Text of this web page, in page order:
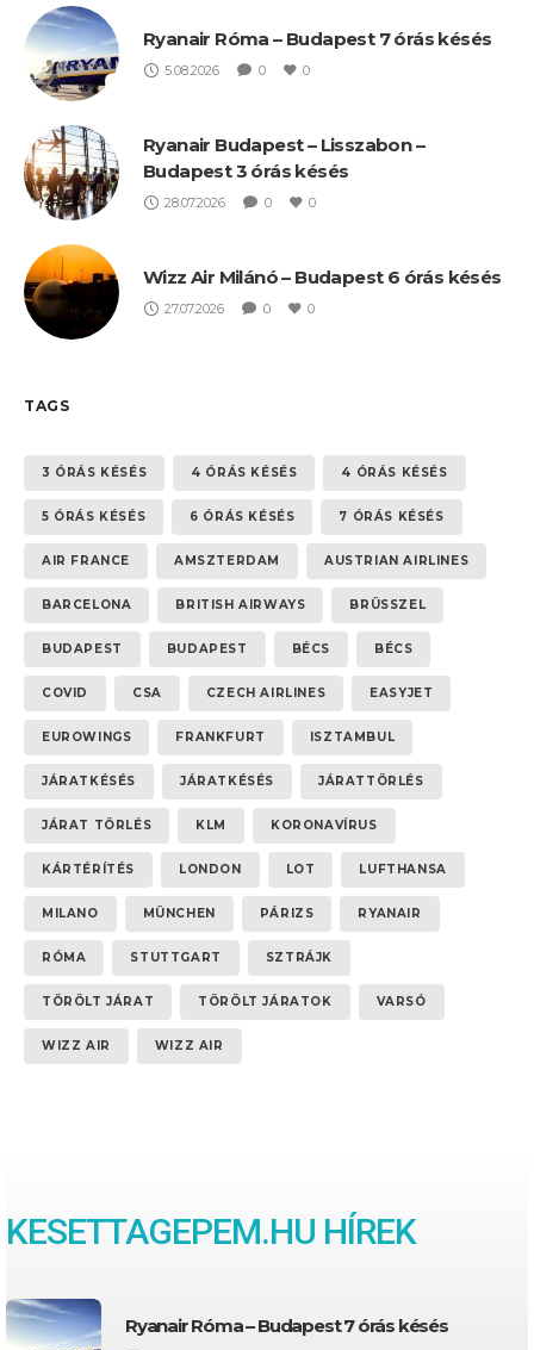
Ryanair Róma – Budapest 7 órás késés
5.08.2026 0 0
Ryanair Budapest – Lisszabon –
Budapest 3 órás késés
28.07.2026 0 0
Wizz Air Milánó – Budapest 6 órás késés
27.07.2026 0 0
TAGS
3 ÓRÁS KÉSÉS 4 ÓRÁS KÉSÉS 4 ÓRÁS KÉSÉS
5 ÓRÁS KÉSÉS 6 ÓRÁS KÉSÉS 7 ÓRÁS KÉSÉS
AIR FRANCE AMSZTERDAM AUSTRIAN AIRLINES
BARCELONA BRITISH AIRWAYS BRÜSSZEL
BUDAPEST BUDAPEST BÉCS BÉCS
COVID CSA CZECH AIRLINES EASYJET
EUROWINGS FRANKFURT ISZTAMBUL
JÁRATKÉSÉS JÁRATKÉSÉS JÁRATTÖRLÉS
JÁRAT TÖRLÉS KLM KORONAVÍRUS
KÁRTÉRÍTÉS LONDON LOT LUFTHANSA
MILANO MÜNCHEN PÁRIZS RYANAIR
RÓMA STUTTGART SZTRÁJK
TÖRÖLT JÁRAT TÖRÖLT JÁRATOK VARSÓ
WIZZ AIR WIZZ AIR
KESETTAGEPEM.HU HÍREK
Ryanair Róma – Budapest 7 órás késés